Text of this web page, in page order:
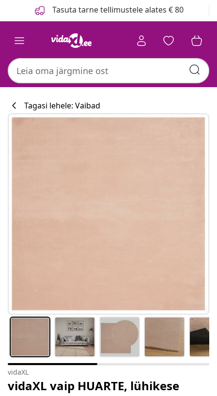
Tasuta tarne tellimustele alates € 80
Tagasi lehele: Vaibad
vidaXL
vidaXL vaip HUARTE, lühikese